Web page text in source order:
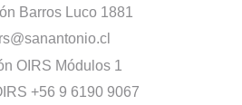
Barros Luco 1881
OIRS Módulos 1
+56 9 6190 9067